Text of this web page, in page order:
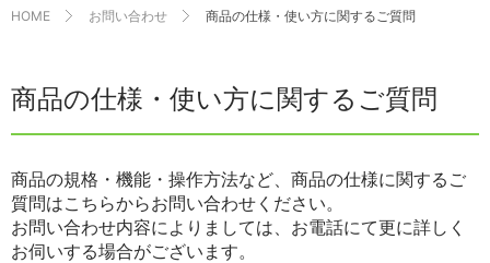
HOME お問い合わせ 商品の仕様・使い方に関するご質問
商品の仕様・使い方に関するご質問
商品の規格・機能・操作方法など、商品の仕様に関するご
質問はこちらからお問い合わせください。
お問い合わせ内容によりましては、お電話にて更に詳しく
お伺いする場合がございます。